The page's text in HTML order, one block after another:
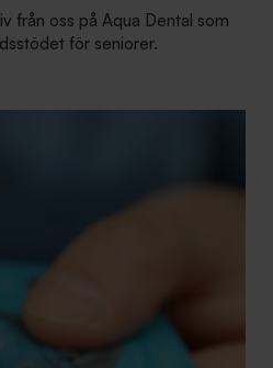
från oss på Aqua Dental som
för seniorer.